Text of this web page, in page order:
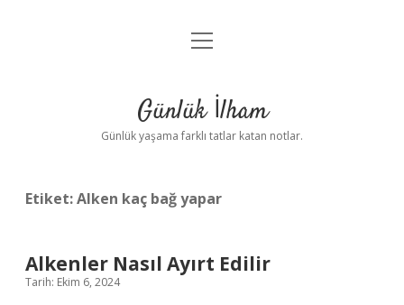
Anasayfa
Yasal Uyarı
menüyü
Günlük İlham
Günlük yaşama farklı tatlar katan notlar.
Etiket:Alken kaç bağ yapar
Alkenler Nasıl Ayırt Edilir
Tarih: Ekim 6, 2024